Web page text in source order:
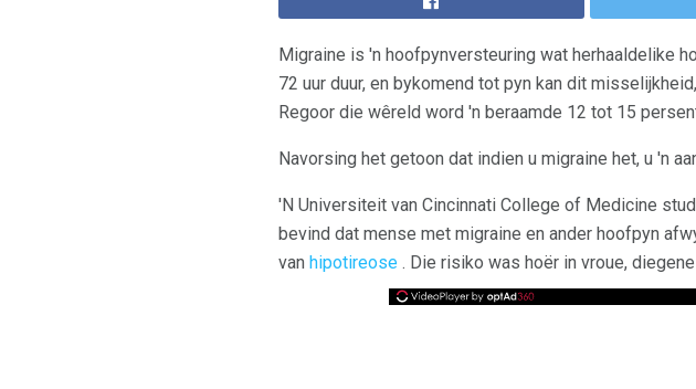
Migraine is 'n hoofpynversteuring wat herhaaldelike
72 uur duur, en bykomend tot pyn kan dit
Regoor die wêreld word 'n beraamde 12 tot 15
Navorsing het getoon dat indien u migraine het, u 'n
'N Universiteit van Cincinnati College of Medicine
bevind dat mense met migraine en ander hoofpyn
van hipotireose . Die risiko was hoër in vroue,